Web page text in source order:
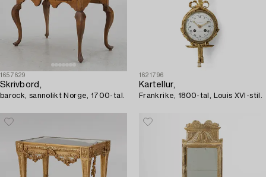
1657629
Skrivbord,
barock, sannolikt Norge, 1700-tal.
1621796
Kartellur,
Frankrike, 1800-tal, Louis XVI-stil.